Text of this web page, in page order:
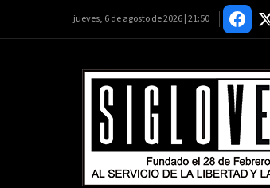
jueves, 6 de agosto de 2026 | 21:50